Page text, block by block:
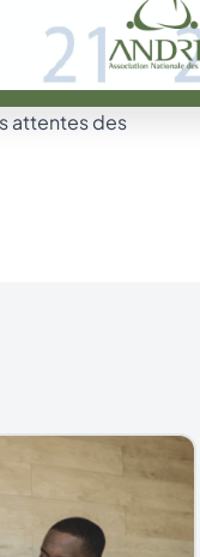
attentes des